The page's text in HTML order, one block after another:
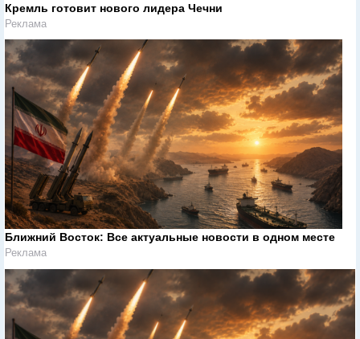
Кремль готовит нового лидера Чечни
Реклама
Ближний Восток: Все актуальные новости в одном месте
Реклама